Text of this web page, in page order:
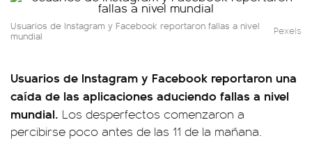
Usuarios de Instagram y Facebook reportaron fallas a nivel
mundial Pexels
Usuarios de Instagram y Facebook reportaron una
caída de las aplicaciones aduciendo fallas a nivel
mundial. Los desperfectos comenzaron a
percibirse poco antes de las 11 de la mañana.